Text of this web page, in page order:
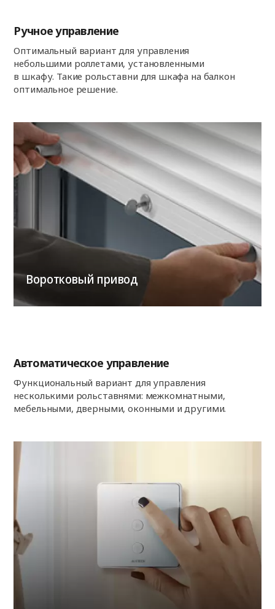
Ручное управление
Оптимальный вариант для управления
небольшими роллетами, установленными
в шкафу. Такие рольставни для шкафа на балкон
оптимальное решение.
Воротковый привод
Автоматическое управление
Функциональный вариант для управления
несколькими рольставнями: межкомнатными,
мебельными, дверными, оконными и другими.